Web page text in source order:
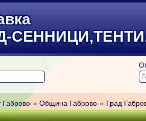
Габрово » Община Габрово » Град